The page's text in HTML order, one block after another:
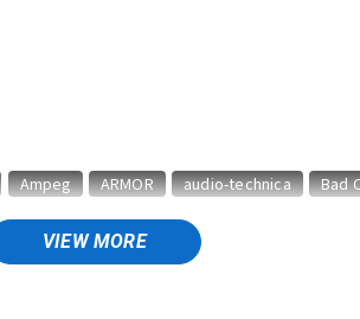
VIEW MORE
Ampeg ARMOR audio-technica Bad
DV MARK EBS Effects Bakery